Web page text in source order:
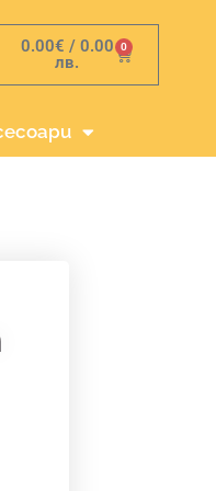
0.00€ / 0.00
лв.
0
Cart